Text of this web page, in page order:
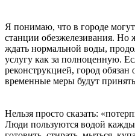
Я понимаю, что в городе
станции обезжелезивания.
ждать нормальной воды,
услугу как за полноценную.
реконструкцией, город
временные меры будут
Нельзя просто сказать:
Люди пользуются водой